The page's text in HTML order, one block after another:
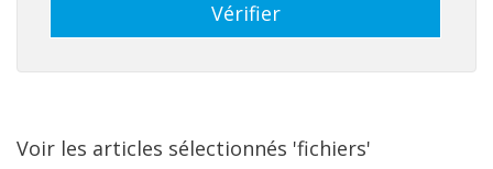
Voir les articles sélectionnés 'fichiers'